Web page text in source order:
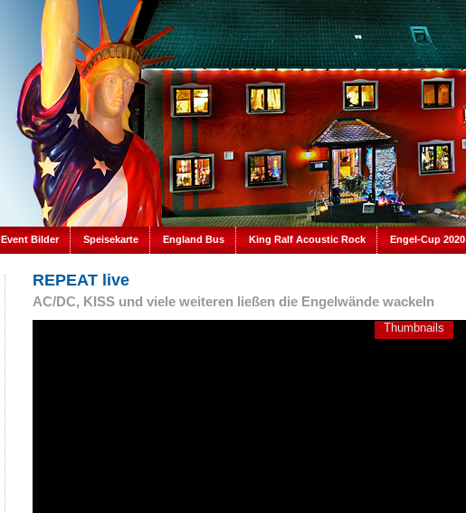
Event Bilder Speisekarte England Bus King Ralf Acoustic Rock Engel-Cup 2020
REPEAT live
AC/DC, KISS und viele weiteren ließen die Engelwände wackeln
Thumbnails